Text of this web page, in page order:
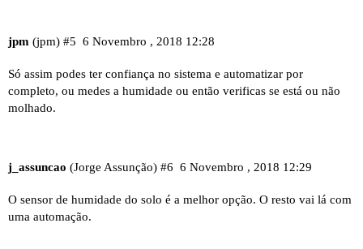
jpm (jpm) 6 Novembro , 2018 12:28
#5
Só assim podes ter confiança no sistema e automatizar por
completo, ou medes a humidade ou então verificas se está ou não
molhado.
j_assuncao (Jorge Assunção) 6 Novembro , 2018 12:29
#6
O sensor de humidade do solo é a melhor opção. O resto vai lá com
uma automação.